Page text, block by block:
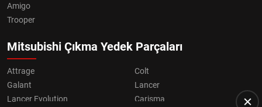
Amigo
Trooper
Mitsubishi Çıkma Yedek Parçaları
Attrage
Colt
Galant
Lancer
Lancer Evolution
Carisma